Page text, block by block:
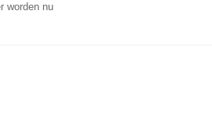
worden nu